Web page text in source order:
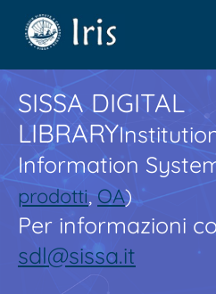
SISSA DIGITAL
LIBRARY
Information
prodotti,OA)
Per informazioni
sdl@sissa.it